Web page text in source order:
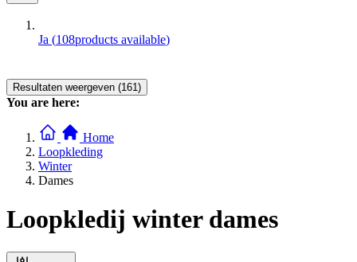
Ja (108products available)
Resultaten weergeven (161)
You are here:
Home
Loopkleding
Winter
Dames
Loopkledij winter dames